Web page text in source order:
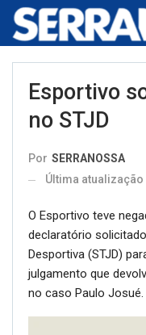
Esportivo
no STJD
Por SERRANOSSA
Última atualização
O Esportivo teve
declaratório
Desportiva (STJD)
julgamento que
no caso Paulo Josué.